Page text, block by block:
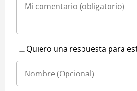
Quiero una respuesta para